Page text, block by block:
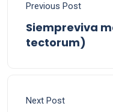
Previous Post
Siempreviva
tectorum)
Next Post